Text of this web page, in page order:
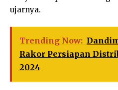
ujarnya.
Trending Now:
Rakor Persiapan
2024